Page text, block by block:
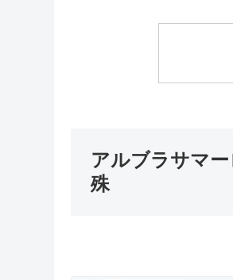
アルブラサマ
殊